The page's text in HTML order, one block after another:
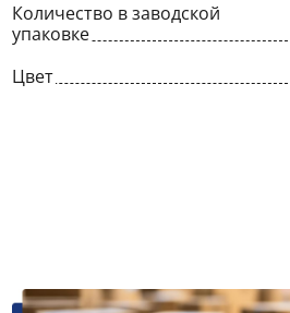
Количество в заводской
упаковке
Цвет